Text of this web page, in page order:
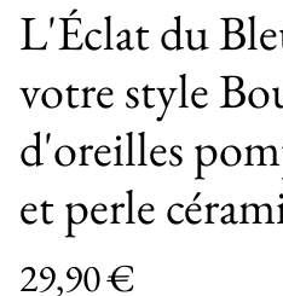
L'Éclat du
votre style
d'oreilles
et perle
29,90 €